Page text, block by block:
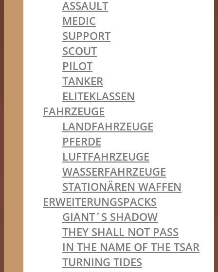
ASSAULT
MEDIC
SUPPORT
SCOUT
PILOT
TANKER
ELITEKLASSEN
FAHRZEUGE
LANDFAHRZEUGE
PFERDE
LUFTFAHRZEUGE
WASSERFAHRZEUGE
STATIONÄREN WAFFEN
ERWEITERUNGSPACKS
GIANT´S SHADOW
THEY SHALL NOT PASS
IN THE NAME OF THE TSAR
TURNING TIDES